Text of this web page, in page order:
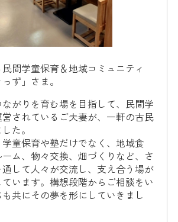
間学童保育＆地域コミュニティ
ず」さま。
がりを育む場を目指して、民間学
されているご夫妻が、一軒の古民
た。
童保育や塾だけでなく、地域食
ム、物々交換、畑づくりなど、さ
して人々が交流し、支え合う場が
います。構想段階からご相談をい
共にその夢を形にしていきまし